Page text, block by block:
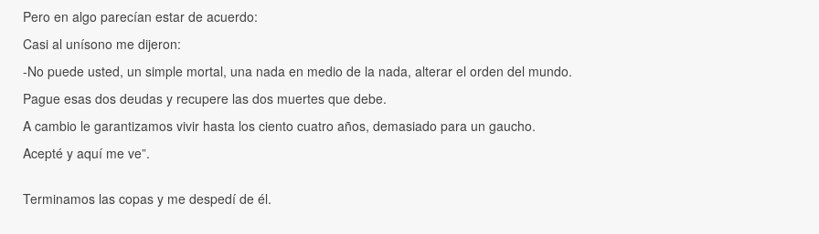
Pero en algo parecían estar de acuerdo:
Casi al unísono me dijeron:
-No puede usted, un simple mortal, una nada en medio de la nada, alterar el orden del mundo.
Pague esas dos deudas y recupere las dos muertes que debe.
A cambio le garantizamos vivir hasta los ciento cuatro años, demasiado para un gaucho.
Acepté y aquí me ve”.
Terminamos las copas y me despedí de él.